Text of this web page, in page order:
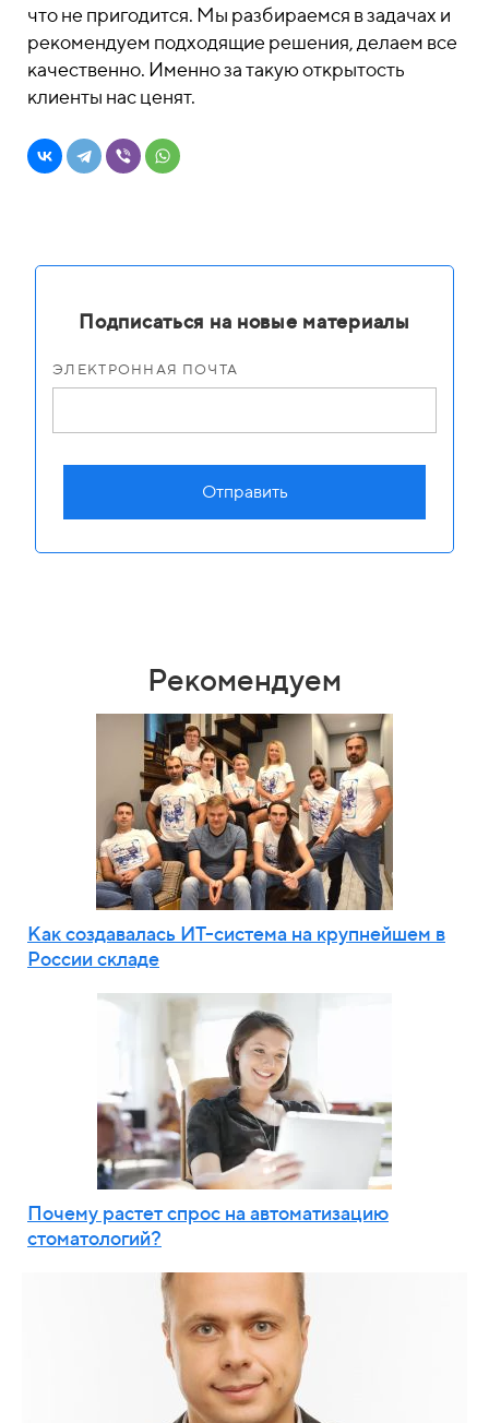
что не пригодится. Мы разбираемся в задачах и
рекомендуем подходящие решения, делаем все
качественно. Именно за такую открытость
клиенты нас ценят.
Подписаться на новые материалы
ЭЛЕКТРОННАЯ ПОЧТА
Отправить
Рекомендуем
Как создавалась ИТ-система на крупнейшем в
России складе
Почему растет спрос на автоматизацию
стоматологий?